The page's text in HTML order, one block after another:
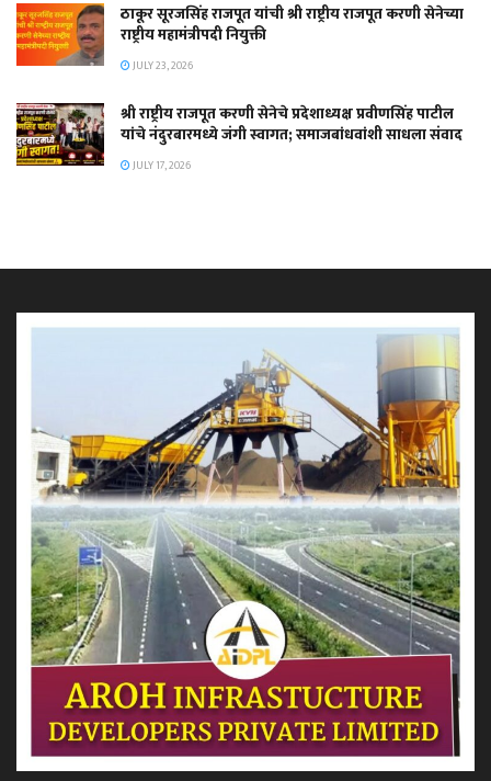
ठाकूर सूरजसिंह राजपूत यांची श्री राष्ट्रीय राजपूत करणी सेनेच्या
राष्ट्रीय महामंत्रीपदी नियुक्ती
JULY 23, 2026
श्री राष्ट्रीय राजपूत करणी सेनेचे प्रदेशाध्यक्ष प्रवीणसिंह पाटील
यांचे नंदुरबारमध्ये जंगी स्वागत; समाजबांधवांशी साधला संवाद
JULY 17, 2026